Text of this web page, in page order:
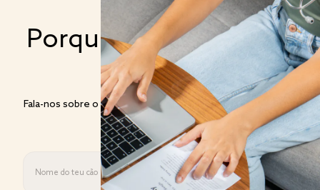
Porque cada cão é um
cão
Fala-nos sobre o teu cão e a tua veterinária de família criará
um plano à medida.
Nome do teu cão